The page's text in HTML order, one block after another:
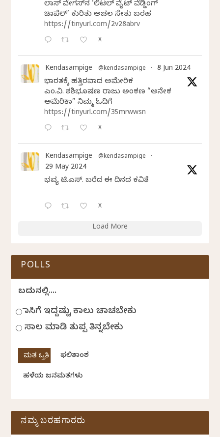
ಲಾಸ್‌ ವೇಗಸ್‌ನ ‘ಲಿಟಲ್ ವೈಟ್ ವೆಡ್ಡಿಂಗ್
ಚಾಪೆಲ್’ ಕುರಿತು ಅಚಲ ಸೇತು ಬರಹ
https://tinyurl.com/2v28abrv
X
Kendasampige @kendasampige · 8 Jun 2024
ಭಾರತಕ್ಕೆ ಹತ್ತಿರವಾದ ಅಮೇರಿಕ
ಎಂ.ವಿ. ಶಶಿಭೂಷಣ ರಾಜು ಅಂಕಣ “ಅನೇಕ
ಅಮೆರಿಕಾ” ನಿಮ್ಮ ಓದಿಗೆ
https://tinyurl.com/35mrwwsn
X
Kendasampige @kendasampige ·
29 May 2024
ಭವ್ಯ ಟಿ.ಎಸ್. ಬರೆದ ಈ ದಿನದ ಕವಿತೆ
X
Load More
POLLS
ಬದುಕಿನಲ್ಲಿ....
ಹಾಸಿಗೆ ಇದ್ದಷ್ಟು ಕಾಲು ಚಾಚಬೇಕು
ಸಾಲ ಮಾಡಿ ತುಪ್ಪ ತಿನ್ನಬೇಕು
ಫಲಿತಾಂಶ
ಹಳೆಯ ಜನಮತಗಳು
ನಮ್ಮ ಬರಹಗಾರರು